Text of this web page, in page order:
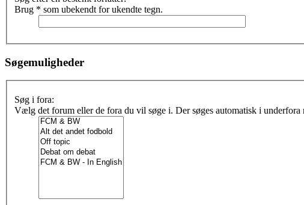
Brug * som ubekendt for ukendte tegn.
Søgemuligheder
Søg i fora:
Vælg det forum eller de fora du vil søge i. Der søges automatisk i